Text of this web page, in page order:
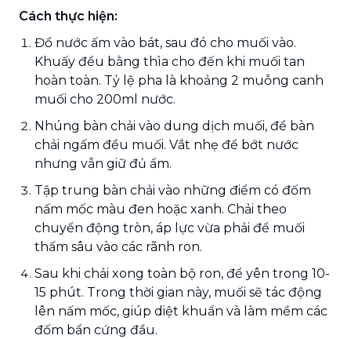
Cách thực hiện:
Đổ nước ấm vào bát, sau đó cho muối vào.
Khuấy đều bằng thìa cho đến khi muối tan
hoàn toàn. Tỷ lệ pha là khoảng 2 muỗng canh
muối cho 200ml nước.
Nhúng bàn chải vào dung dịch muối, để bàn
chải ngấm đều muối. Vắt nhẹ để bớt nước
nhưng vẫn giữ đủ ẩm.
Tập trung bàn chải vào những điểm có đốm
nấm mốc màu đen hoặc xanh. Chải theo
chuyển động tròn, áp lực vừa phải để muối
thấm sâu vào các rãnh ron.
Sau khi chải xong toàn bộ ron, để yên trong 10-
15 phút. Trong thời gian này, muối sẽ tác động
lên nấm mốc, giúp diệt khuẩn và làm mềm các
đốm bẩn cứng đầu.